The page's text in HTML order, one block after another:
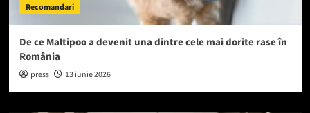
Recomandari
De ce Maltipoo a devenit una dintre cele mai dorite rase în
România
press 13 iunie 2026